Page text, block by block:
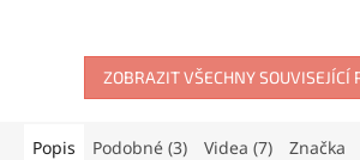
cm. Jedno balení obsahuje
100 ks pásků.ZOBRAZIT VŠECHNY SOUVISEJÍCÍ
Popis Podobné (3) Videa (7) Značka